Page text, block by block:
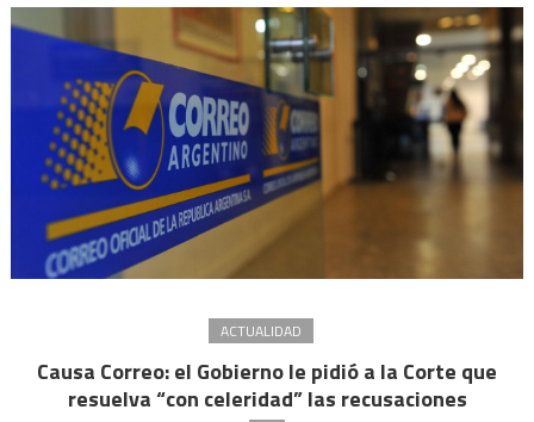
ACTUALIDAD
Causa Correo: el Gobierno le pidió a la Corte que
resuelva “con celeridad” las recusaciones